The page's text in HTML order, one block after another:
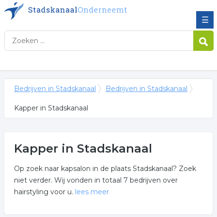
☰
Bedrijven in Stadskanaal Bedrijven in Stadskanaal
Kapper in Stadskanaal
Kapper in Stadskanaal
Op zoek naar kapsalon in de plaats Stadskanaal? Zoek
niet verder. Wij vonden in totaal 7 bedrijven over
hairstyling voor u. lees meer